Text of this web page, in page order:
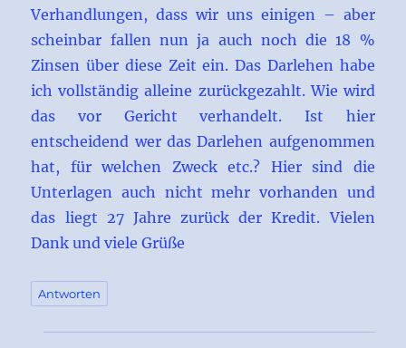
Verhandlungen, dass wir uns einigen – aber
scheinbar fallen nun ja auch noch die 18 %
Zinsen über diese Zeit ein. Das Darlehen habe
ich vollständig alleine zurückgezahlt. Wie wird
das vor Gericht verhandelt. Ist hier
entscheidend wer das Darlehen aufgenommen
hat, für welchen Zweck etc.? Hier sind die
Unterlagen auch nicht mehr vorhanden und
das liegt 27 Jahre zurück der Kredit. Vielen
Dank und viele Grüße
Antworten